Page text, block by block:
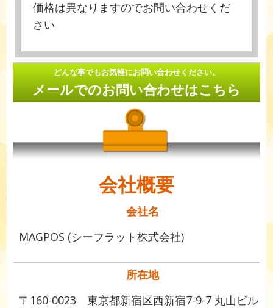
価格は異なりますのでお問い合わせくだ
さい
どんな事でもお気軽にお問い合わせください。
メールでのお問い合わせはこちら
会社概要
会社名
MAGPOS (シーフラット株式会社)
所在地
〒160-0023 東京都新宿区西新宿7-9-7 丸山ビル